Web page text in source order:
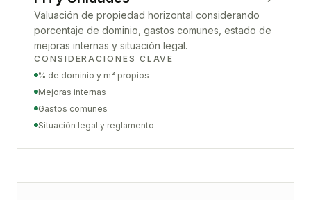
Valuación de propiedad horizontal considerando
porcentaje de dominio, gastos comunes, estado de
mejoras internas y situación legal.
CONSIDERACIONES CLAVE
% de dominio y m² propios
Mejoras internas
Gastos comunes
Situación legal y reglamento